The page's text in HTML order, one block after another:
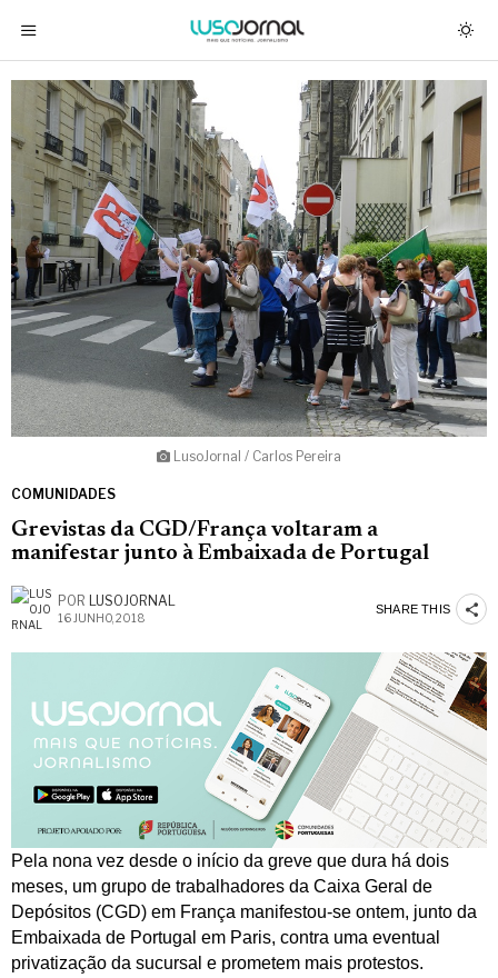
LusoJornal / Carlos Pereira
COMUNIDADES
Grevistas da CGD/França voltaram a
manifestar junto à Embaixada de Portugal
POR LUSOJORNAL
16 JUNHO, 2018
SHARE THIS
Pela nona vez desde o início da greve que dura há dois
meses, um grupo de trabalhadores da Caixa Geral de
Depósitos (CGD) em França manifestou-se ontem, junto da
Embaixada de Portugal em Paris, contra uma eventual
privatização da sucursal e prometem mais protestos.